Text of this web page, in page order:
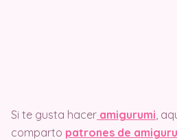
Si te gusta hacer amigurumi ,
comparto patrones de